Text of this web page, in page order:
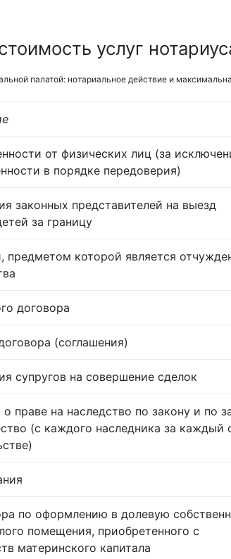
услуг
палатой: нотариальное действие и
от физических лиц (за
в порядке передоверия)
законных представителей на выезд
за границу
предметом которой является
договора
(соглашения)
супругов на совершение сделок
праве на наследство по закону и по
(с каждого наследника за каждый
по оформлению в долевую
помещения, приобретенного с
материнского капитала